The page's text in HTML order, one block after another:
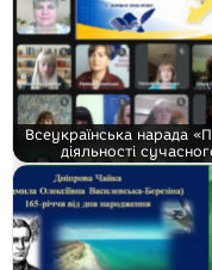
Всеукраїнська нарада
діяльності